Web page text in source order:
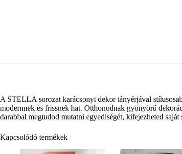
A STELLA sorozat karácsonyi dekor tányérjával
modernnek és frissnek hat. Otthonodnak gyönyörű
darabbal megtudod mutatni egyediségét, kifejezheted saját
Kapcsolódó termékek